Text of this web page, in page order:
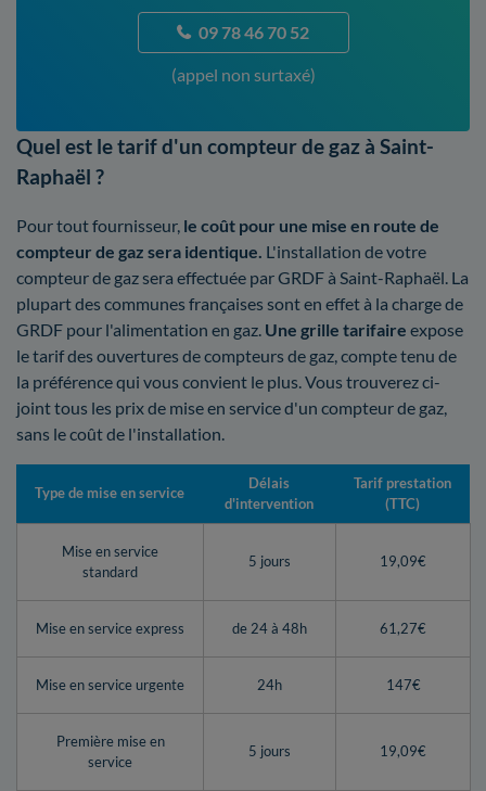
09 78 46 70 52
(appel non surtaxé)
Quel est le tarif d'un compteur de gaz à Saint-
Raphaël ?
Pour tout fournisseur, le coût pour une mise en route de
compteur de gaz sera identique. L'installation de votre
compteur de gaz sera effectuée par GRDF à Saint-Raphaël. La
plupart des communes françaises sont en effet à la charge de
GRDF pour l'alimentation en gaz. Une grille tarifaire expose
le tarif des ouvertures de compteurs de gaz, compte tenu de
la préférence qui vous convient le plus. Vous trouverez ci-
joint tous les prix de mise en service d'un compteur de gaz,
sans le coût de l'installation.
Type de mise en service
Délais
d'intervention
Tarif prestation
(TTC)
Mise en service
standard
5 jours 19,09€
Mise en service express de 24 à 48h 61,27€
Mise en service urgente 24h 147€
Première mise en
service
5 jours 19,09€